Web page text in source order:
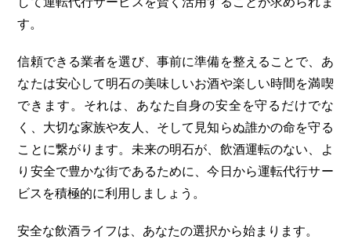
す。
信頼できる業者を選び、事前に準備を整えることで、あ
なたは安心して明石の美味しいお酒や楽しい時間を満喫
できます。それは、あなた自身の安全を守るだけでな
く、大切な家族や友人、そして見知らぬ誰かの命を守る
ことに繋がります。未来の明石が、飲酒運転のない、よ
り安全で豊かな街であるために、今日から運転代行サー
ビスを積極的に利用しましょう。
安全な飲酒ライフは、あなたの選択から始まります。